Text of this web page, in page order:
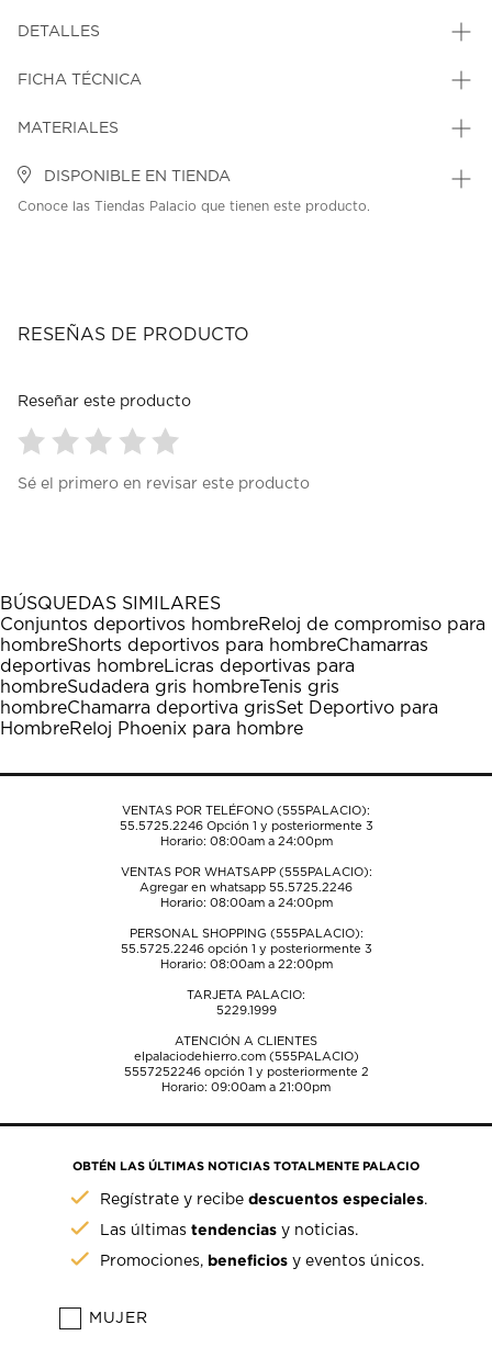
DETALLES
FICHA TÉCNICA
MATERIALES
DISPONIBLE EN TIENDA
Conoce las Tiendas Palacio que tienen este producto.
RESEÑAS DE PRODUCTO
Reseñar este producto
para
1
estrella
Esta
acción
abrirá
el
formulario
de
para
estrellas.
Esta
acción
abrirá
el
formulario
de
para
estrellas.
Esta
acción
abrirá
el
formulario
de
para
estrellas.
Esta
acción
abrirá
el
formulario
de
para
estrellas.
Esta
acción
abrirá
el
formulario
de
Sé el primero en revisar este producto
BÚSQUEDAS SIMILARES
Conjuntos deportivos hombreReloj de compromiso para
hombreShorts deportivos para hombreChamarras
deportivas hombreLicras deportivas para
hombreSudadera gris hombreTenis gris
hombreChamarra deportiva grisSet Deportivo para
HombreReloj Phoenix para hombre
VENTAS POR TELÉFONO (555PALACIO):
55.5725.2246Opción 1 y posteriormente 3
Horario: 08:00am a 24:00pm
VENTAS POR WHATSAPP (555PALACIO):
Agregar en whatsapp 55.5725.2246
Horario: 08:00am a 24:00pm
PERSONAL SHOPPING (555PALACIO):
55.5725.2246opción 1 y posteriormente 3
Horario: 08:00am a 22:00pm
TARJETA PALACIO:
5229.1999
ATENCIÓN A CLIENTES
elpalaciodehierro.com (555PALACIO)
5557252246opción 1 y posteriormente 2
Horario: 09:00am a 21:00pm
OBTÉN LAS ÚLTIMAS NOTICIAS TOTALMENTE PALACIO
Regístrate y recibedescuentos especiales.
Las últimastendencias y noticias.
Promociones, beneficios y eventos únicos.
MUJER